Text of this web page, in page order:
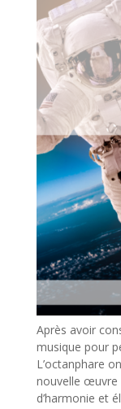
Après avoir
musique pour
L’octanphare
nouvelle œuvre
d’harmonie et